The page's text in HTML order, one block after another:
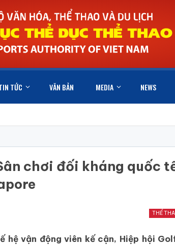
TỨC VĂN BẢN MEDIA NEWS
chơi đối kháng quốc
THỂ
vận động viên kế cận, Hiệp hội